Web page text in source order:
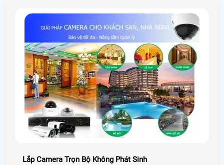
Lắp Camera Trọn Bộ Không Phát Sinh